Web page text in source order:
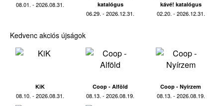
08.01. - 2026.08.31.
katalógus
06.29. - 2026.12.31.
kávé! katalógus
02.20. - 2026.12.31.
Kedvenc akciós újságok
KiK
08.10. - 2026.08.31.
Coop - Alföld
08.13. - 2026.08.19.
Coop - Nyírzem
08.13. - 2026.08.19.